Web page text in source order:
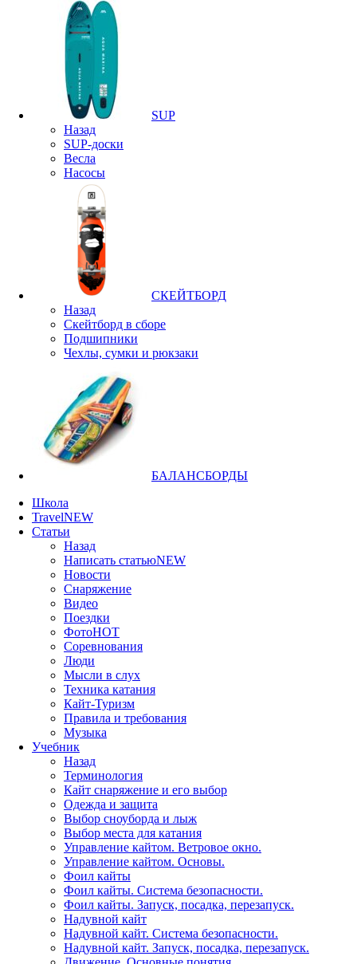
SUP
Назад
SUP-доски
Весла
Насосы
СКЕЙТБОРД
Назад
Скейтборд в сборе
Подшипники
Чехлы, сумки и рюкзаки
БАЛАНСБОРДЫ
Школа
TravelNEW
Статьи
Назад
Написать статьюNEW
Новости
Снаряжение
Видео
Поездки
ФотоHOT
Соревнования
Люди
Мысли в слух
Техника катания
Кайт-Туризм
Правила и требования
Музыка
Учебник
Назад
Терминология
Кайт снаряжение и его выбор
Одежда и защита
Выбор сноуборда и лыж
Выбор места для катания
Управление кайтом. Ветровое окно.
Управление кайтом. Основы.
Фоил кайты
Фоил кайты. Система безопасности.
Фоил кайты. Запуск, посадка, перезапуск.
Надувной кайт
Надувной кайт. Система безопасности.
Надувной кайт. Запуск, посадка, перезапуск.